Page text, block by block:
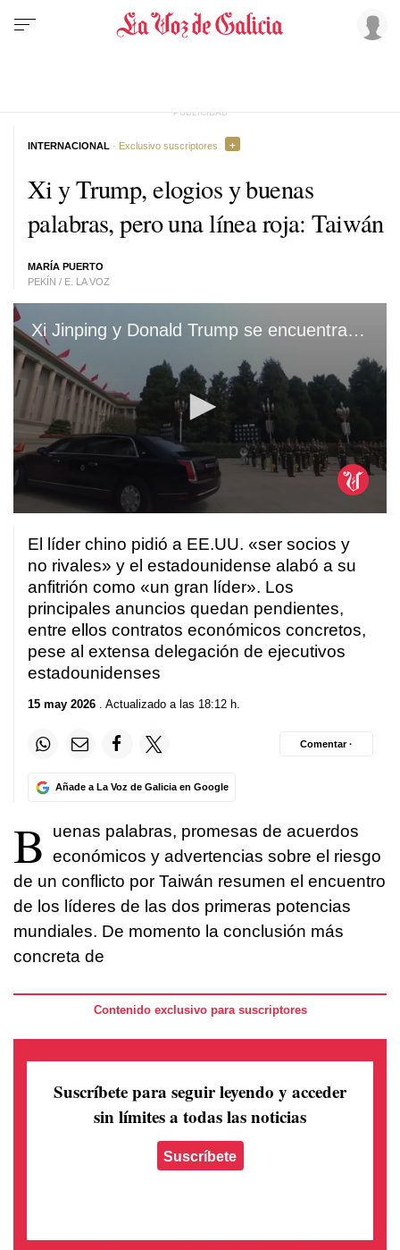
Xi y Trump, elogios y buenas
palabras, pero una línea roja: Taiwán
MARÍA PUERTO
PEKÍN / E. LA VOZ
INTERNACIONAL · Exclusivo suscriptores
Xi Jinping y Donald Trump se encuentran en Pekín
minute,
29
seconds
El líder chino pidió a EE.UU. «ser socios y
no rivales» y el estadounidense alabó a su
anfitrión como «un gran líder». Los
principales anuncios quedan pendientes,
entre ellos contratos económicos concretos,
pese al extensa delegación de ejecutivos
estadounidenses
15 may 2026 . Actualizado a las 18:12 h.
Añade a La Voz de Galicia en Google
Comentar ·
B
uenas palabras, promesas de acuerdos
económicos y advertencias sobre el riesgo
de un conflicto por Taiwán resumen el encuentro
de los líderes de las dos primeras potencias
mundiales. De momento la conclusión más
concreta de
Contenido exclusivo para suscriptores
Suscríbete para seguir leyendo y acceder
sin límites a todas las noticias
Suscríbete